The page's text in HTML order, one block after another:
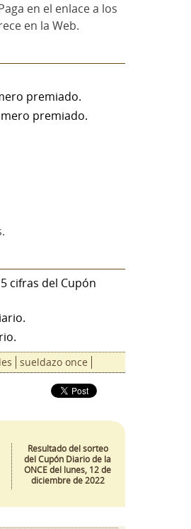
en el enlace a los
en la Web.
premiado.
premiado.
cifras del Cupón
sueldazo once
Resultado del sorteo
del Cupón Diario de la
ONCE del lunes, 12 de
diciembre de 2022